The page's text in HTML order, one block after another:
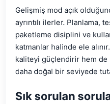
Gelişmiş mod açık
ayrıntılı ilerler. Planlama,
paketleme disiplini ve
katmanlar halinde ele
kaliteyi güçlendirir hem de
daha doğal bir seviyede
Sık sorulan